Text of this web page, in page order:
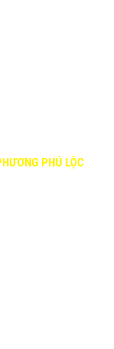
PHÚ LỘC